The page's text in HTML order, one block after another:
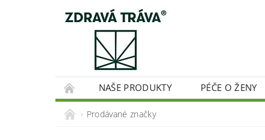
NAŠE PRODUKTY PÉČE O ŽENY
KLOUBNÍ VÝŽIVA S CBD A HOŘČÍKEM
Prodávané značky